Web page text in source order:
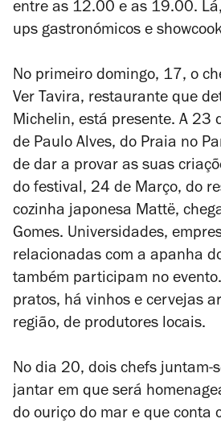
entre as 12.00 e as 19.00.
ups gastronómicos e
No primeiro domingo, 17, o
Ver Tavira, restaurante que
Michelin, está presente. A 23
de Paulo Alves, do Praia no
de dar a provar as suas
do festival, 24 de Março, do
cozinha japonesa Mattë,
Gomes. Universidades,
relacionadas com a apanha
também participam no
pratos, há vinhos e cervejas
região, de produtores locais.
No dia 20, dois chefs juntam-
jantar em que será
do ouriço do mar e que conta